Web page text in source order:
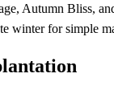
Autumn Bliss,
winter for simple